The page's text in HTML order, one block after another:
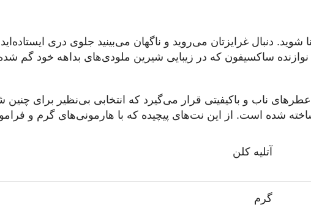
شوید. دنبال غرایزتان می‌روید و ناگهان می‌بینید جلوی دری
ساکسیفون که در زیبایی شیرین ملودی‌های بداهه خود گم
عطرهای ناب و باکیفیتی قرار می‌گیرد که انتخابی بی‌نظیر برای
ساخته شده است. از این نت‌های پیچیده که با هارمونی‌های گرم و
آتلیه کلن
گرم